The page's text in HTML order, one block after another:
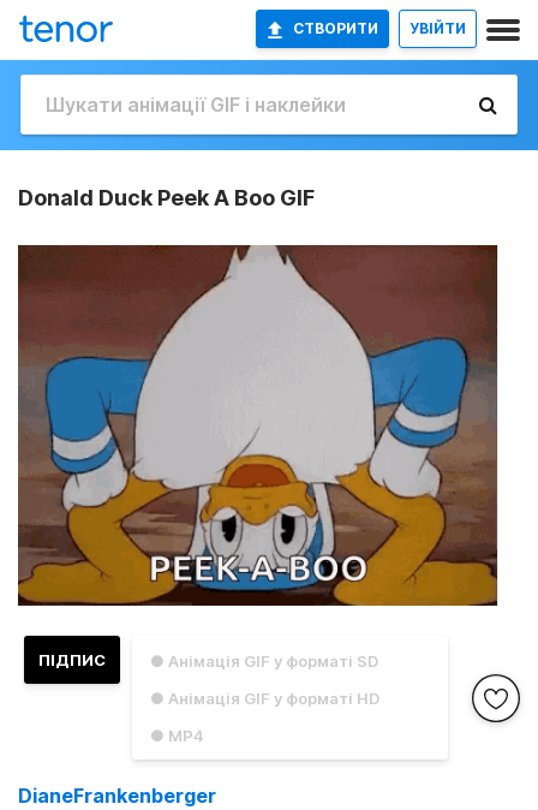
СТВОРИТИ УВІЙТИ
Donald Duck Peek A Boo GIF
● Анімація GIF у форматі SD
● Анімація GIF у форматі HD
● MP4
ПІДПИС
DianeFrankenberger